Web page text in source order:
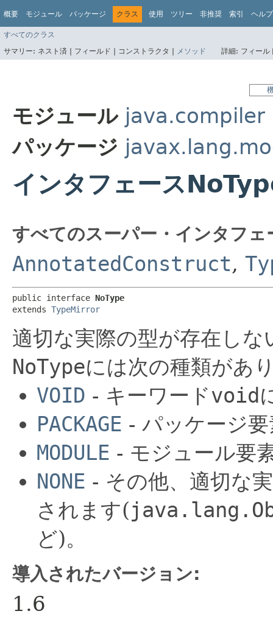
概要 モジュール パッケージ クラス 使用 ツリー 非推奨 索引 ヘルプ
すべてのクラス
サマリー: ネスト済 | フィールド | コンストラクタ | メソッド 詳細: フィー
モジュール java.compiler
パッケージ
インタフェース
すべてのスーパー・インタフェ
AnnotatedConstruct,
public interface NoType
extends TypeMirror
適切な実際の型が存在し
NoTypeには次の種類があ
VOID - キーワードvoid
PACKAGE - パッケージ
MODULE - モジュール要
NONE - その他、適切な
されます(
ど)。
導入されたバージョン:
1.6